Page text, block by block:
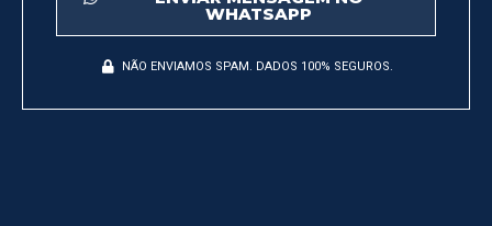
WHATSAPP
NÃO ENVIAMOS SPAM. DADOS 100% SEGUROS.